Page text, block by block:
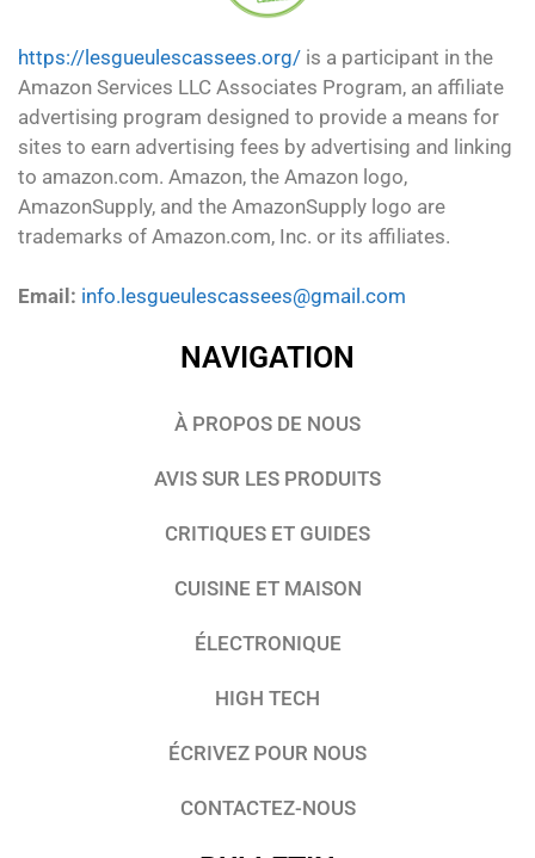
https://lesgueulescassees.org/ is a participant in the
Amazon Services LLC Associates Program, an affiliate
advertising program designed to provide a means for
sites to earn advertising fees by advertising and linking
to amazon.com. Amazon, the Amazon logo,
AmazonSupply, and the AmazonSupply logo are
trademarks of Amazon.com, Inc. or its affiliates.
Email: info.lesgueulescassees@gmail.com
NAVIGATION
À PROPOS DE NOUS
AVIS SUR LES PRODUITS
CRITIQUES ET GUIDES
CUISINE ET MAISON
ÉLECTRONIQUE
HIGH TECH
ÉCRIVEZ POUR NOUS
CONTACTEZ-NOUS